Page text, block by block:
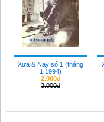
Xưa & Nay số 1 (tháng
1.1994)
2.000đ
3.000đ